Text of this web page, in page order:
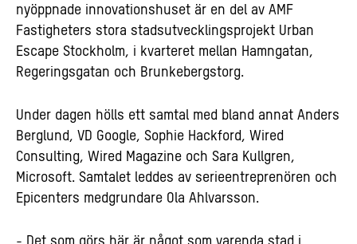
nyöppnade innovationshuset är en del av AMF
Fastigheters stora stadsutvecklingsprojekt Urban
Escape Stockholm, i kvarteret mellan Hamngatan,
Regeringsgatan och Brunkebergstorg.
Under dagen hölls ett samtal med bland annat Anders
Berglund, VD Google, Sophie Hackford, Wired
Consulting, Wired Magazine och Sara Kullgren,
Microsoft. Samtalet leddes av serieentreprenören och
Epicenters medgrundare Ola Ahlvarsson.